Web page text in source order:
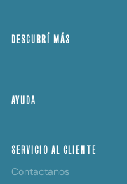
DESCUBRÍ MÁS
AYUDA
SERVICIO AL CLIENTE
Contactanos